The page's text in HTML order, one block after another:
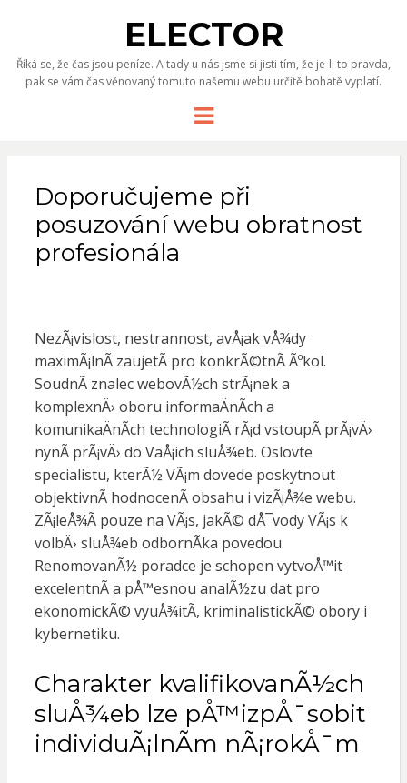
ELECTOR
Říká se, že čas jsou peníze. A tady u nás jsme si jisti tím, že je-li to pravda,
pak se vám čas věnovaný tomuto našemu webu určitě bohatě vyplatí.
Menu
Doporučujeme při
posuzování webu obratnost
profesionála
NezÃ¡vislost, nestrannost, avÅ¡ak vÅ¾dy
maximÃ¡lnÃ­ zaujetÃ­ pro konkrÃ©tnÃ­ Ãºkol.
SoudnÃ­ znalec webovÃ½ch strÃ¡nek a
komplexnÄ› oboru informaÄnÃ­ch a
komunikaÄnÃ­ch technologiÃ­ rÃ¡d vstoupÃ­ prÃ¡vÄ›
nynÃ­ prÃ¡vÄ› do VaÅ¡ich sluÅ¾eb. Oslovte
specialistu, kterÃ½ VÃ¡m dovede poskytnout
objektivnÃ­ hodnocenÃ­ obsahu i vizÃ¡Å¾e webu.
ZÃ¡leÅ¾Ã­ pouze na VÃ¡s, jakÃ© dÅ¯vody VÃ¡s k
volbÄ› sluÅ¾eb odbornÃ­ka povedou.
RenomovanÃ½ poradce je schopen vytvoÅ™it
excelentnÃ­ a pÅ™esnou analÃ½zu dat pro
ekonomickÃ© vyuÅ¾itÃ­, kriminalistickÃ© obory i
kybernetiku.
Charakter kvalifikovanÃ½ch
sluÅ¾eb lze pÅ™izpÅ¯sobit
individuÃ¡lnÃ­m nÃ¡rokÅ¯m